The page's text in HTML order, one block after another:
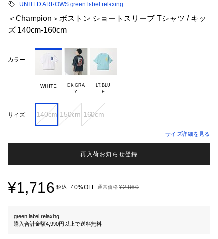
UNITED ARROWS green label relaxing
＜Champion＞ボストン ショートスリーブ Tシャツ / キッ
ズ 140cm-160cm
カラー
WHITE
DK.GRA
LT.BLU
サイズ 140cm 150cm 160cm
サイズ詳細を見る
再入荷お知らせ登録
¥1,716 税込 40%OFF 通常価格¥2,860
green label relaxing
購入合計金額4,990円以上で送料無料